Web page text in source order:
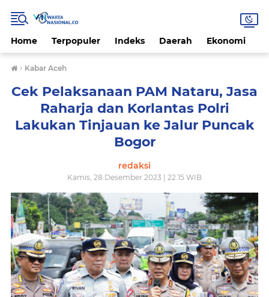
Home Terpopuler Indeks Daerah Ekonomi
› Kabar Aceh
Cek Pelaksanaan PAM Nataru, Jasa
Raharja dan Korlantas Polri
Lakukan Tinjauan ke Jalur Puncak
Bogor
redaksi
Kamis, 28 Desember 2023 | 22.15 WIB